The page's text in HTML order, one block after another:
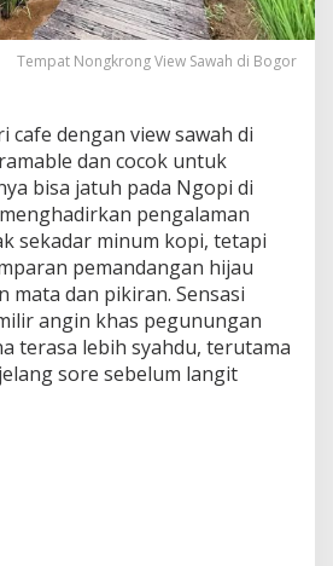
Tempat Nongkrong View Sawah di Bogor
cafe dengan view sawah di
dan cocok untuk
bisa jatuh pada Ngopi di
pengalaman
sekadar minum kopi, tetapi
pemandangan hijau
mata dan pikiran. Sensasi
angin khas pegunungan
terasa lebih syahdu, terutama
sore sebelum langit